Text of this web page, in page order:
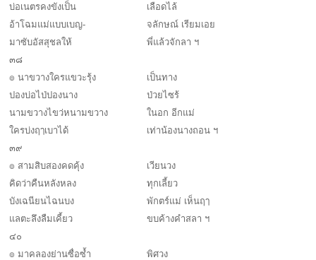
บ่อเนตรคงขังเป็น
เลือดไล้
อ้าโฉมแม่แบบเบญ-
จลักษณ์ เรียมเอย
มาซับอัสสุชลให้
พี่แล้วจักลา ฯ
๓๘
๏ นาขวางใครแขวะรุ้ง
เป็นทาง
ปองบ่อไป่ปองนาง
ป่วยไซร้
นามขวางไขว่หนามขวาง
ในอก อีกแม่
ใครบ่งฤๅเบาได้
เท่าน้องนางถอน ฯ
๓๙
๏ สามสิบสองคดคุ้ง
เวียนวง
คิดว่าคืนหลังหลง
ทุกเลี้ยว
บังเฉนียนไฉนบง
พักตร์แม่ เห็นฤๅ
แลตะลึงลืมเคี้ยว
ขบค้างคำสลา ฯ
๔๐
๏ มาคลองย่านซื่อซ้ำ
พิศวง